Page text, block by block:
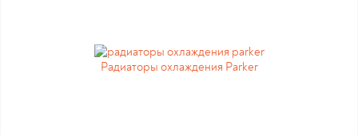
Радиаторы охлаждения Parker